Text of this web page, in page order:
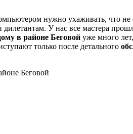
нужно ухаживать, что не
У нас все мастера
в районе Беговой уже много
только после детального